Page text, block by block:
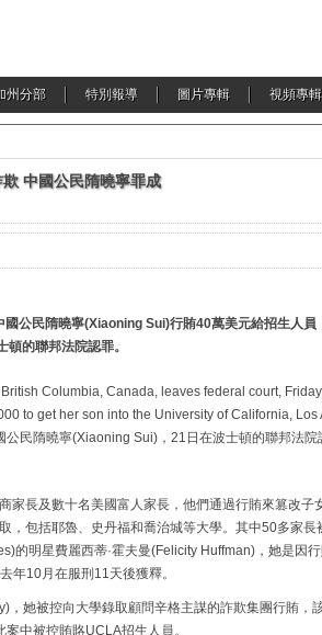
州分部 特別報導 圖片專輯 視頻專輯
中國公民隋曉寧罪成
國公民隋曉寧(Xiaoning Sui)行賄40萬美元給招生人員
的聯邦法院認罪。
Columbia, Canada, leaves federal court,
to get her son into the University of California, Los
民隋曉寧(Xiaoning Sui)，21日在波士頓的聯邦法院
家長及數十名美國富人家長，他們通過行賄來篡改子
，包括耶魯、史丹福和喬治城等大學。其中50多家長
的明星費麗西蒂·霍夫曼(Felicity Huffman)，她是因
年10月在服刑11天後獲釋。
，她被控向大學錄取顧問辛格主謀的詐欺集團行賄，
中被控賄賂UCLA招生人員。